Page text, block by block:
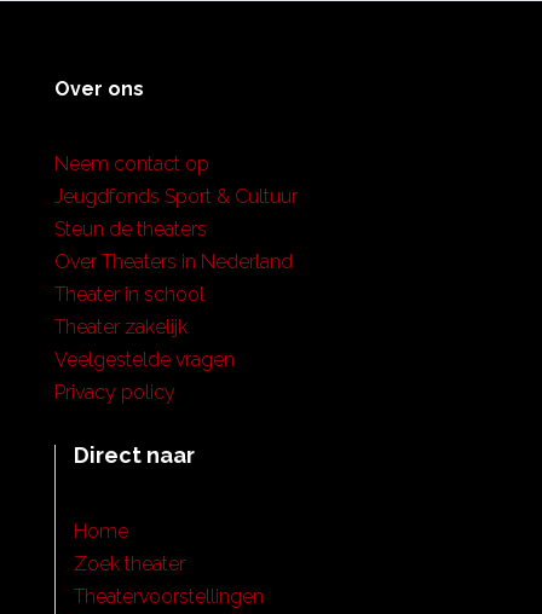
Over ons
Neem contact op
Jeugdfonds Sport & Cultuur
Steun de theaters
Over Theaters in Nederland
Theater in school
Theater zakelijk
Veelgestelde vragen
Privacy policy
Direct naar
Home
Zoek theater
Theatervoorstellingen